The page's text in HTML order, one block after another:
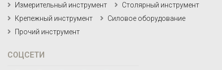
Измерительный инструмент
Столярный инструмент
Крепежный инструмент
Силовое оборудование
Прочий инструмент
СОЦСЕТИ